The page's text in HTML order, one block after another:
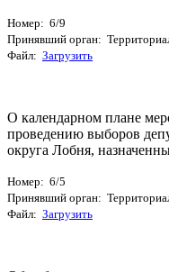
Номер: 6/9
Принявший орган:
Файл: Загрузить
О календарном плане
проведению выборов
округа Лобня,
Номер: 6/5
Принявший орган:
Файл: Загрузить